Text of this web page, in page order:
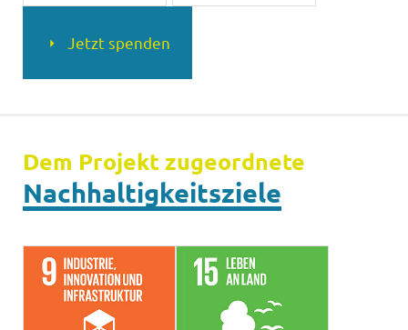
Jetzt spenden
Dem Projekt zugeordnete
Nachhaltigkeitsziele